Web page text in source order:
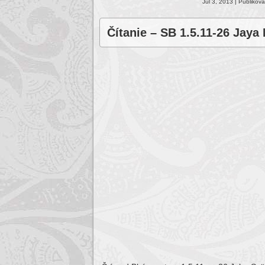
Júl 3, 2013 |
Čítanie – SB 1.5.11-26